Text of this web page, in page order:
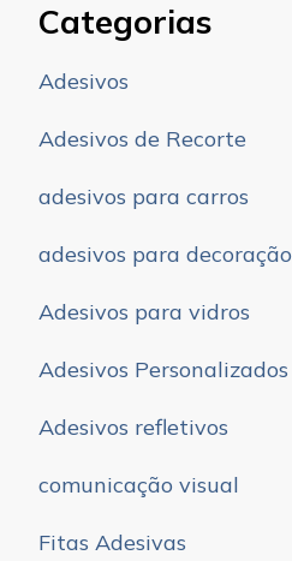
Categorias
Adesivos
Adesivos de Recorte
adesivos para carros
adesivos para decoração
Adesivos para vidros
Adesivos Personalizados
Adesivos refletivos
comunicação visual
Fitas Adesivas